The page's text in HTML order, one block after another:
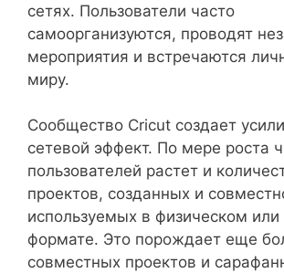
сетях. Пользователи часто
самоорганизуются, проводят
мероприятия и встречаются
миру.
Сообщество Cricut создает
сетевой эффект. По мере роста
пользователей растет и
проектов, созданных и
используемых в физическом
формате. Это порождает еще
совместных проектов и